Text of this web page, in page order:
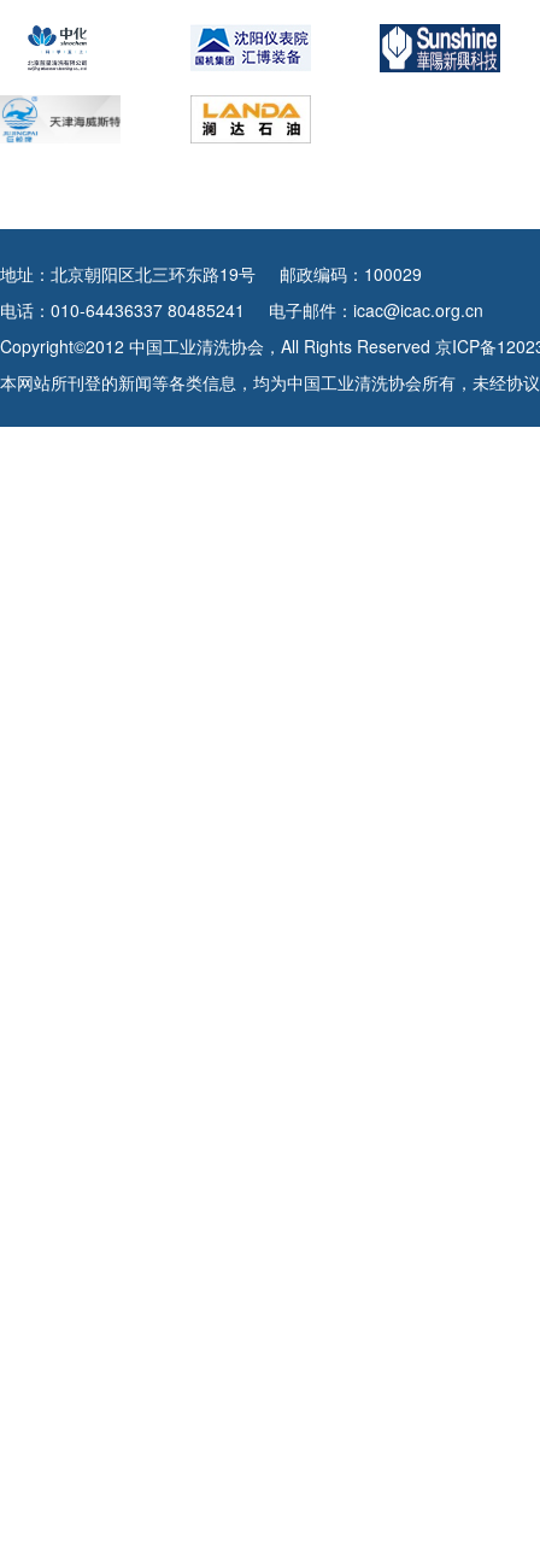
地址：北京朝阳区北三环东路19号
邮政编码：100029
电话：010-64436337 80485241
电子邮件：icac@icac.org.cn
Copyright©2012 中国工业清洗协会，All Rights Reserved 京ICP备
本网站所刊登的新闻等各类信息，均为中国工业清洗协会所有，未经协